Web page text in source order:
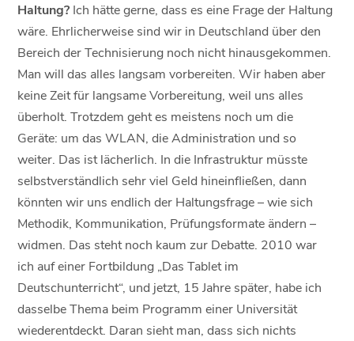
Haltung? Ich hätte gerne, dass es eine Frage der Haltung
wäre. Ehrlicherweise sind wir in Deutschland über den
Bereich der Technisierung noch nicht hinausgekommen.
Man will das alles langsam vorbereiten. Wir haben aber
keine Zeit für langsame Vorbereitung, weil uns alles
überholt. Trotzdem geht es meistens noch um die
Geräte: um das WLAN, die Administration und so
weiter. Das ist lächerlich. In die Infrastruktur müsste
selbstverständlich sehr viel Geld hineinfließen, dann
könnten wir uns endlich der Haltungsfrage – wie sich
Methodik, Kommunikation, Prüfungsformate ändern –
widmen. Das steht noch kaum zur Debatte. 2010 war
ich auf einer Fortbildung „Das Tablet im
Deutschunterricht“, und jetzt, 15 Jahre später, habe ich
dasselbe Thema beim Programm einer Universität
wiederentdeckt. Daran sieht man, dass sich nichts